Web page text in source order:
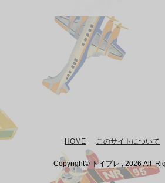
HOME このサイトについて
Copyright© トイプレ , 2026 All